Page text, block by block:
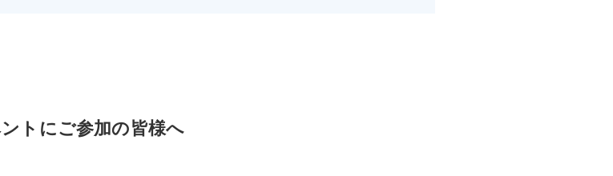
トにご参加の皆様へ